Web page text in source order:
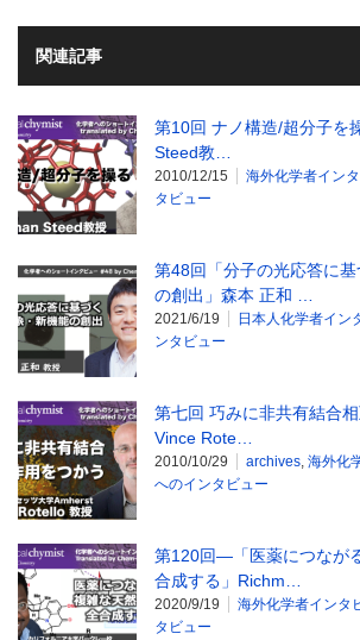
関連記事
第10回 ナノ構造/超分子
Steed教…
2010/12/15 海外化学者イン
タビュー
第48回「分子の光応答に
の創出」森本 正和 …
2021/6/19 日本人化学者イン
ンタビュー
第七回 巧みに非共有結合
Vince Rote…
2010/10/29 archives, 海外化
へのインタビュー
第120回―「医薬につなが
合成する」Richm…
2020/9/19 海外化学者インタ
タビュー